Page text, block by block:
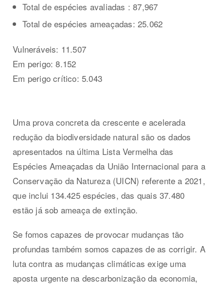
Total de espécies avaliadas : 87,967
Total de espécies ameaçadas: 25.062
Vulneráveis: 11.507
Em perigo: 8.152
Em perigo crítico: 5.043
Uma prova concreta da crescente e acelerada
redução da biodiversidade natural são os dados
apresentados na última Lista Vermelha das
Espécies Ameaçadas da União Internacional para a
Conservação da Natureza (UICN) referente a 2021,
que inclui 134.425 espécies, das quais 37.480
estão já sob ameaça de extinção.
Se fomos capazes de provocar mudanças tão
profundas também somos capazes de as corrigir. A
luta contra as mudanças climáticas exige uma
aposta urgente na descarbonização da economia,